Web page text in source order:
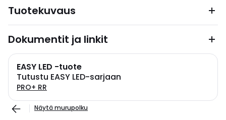
Tuotekuvaus
Dokumentit ja linkit
EASY LED -tuote
Tutustu EASY LED-sarjaan
PRO+ RR
Näytä murupolku